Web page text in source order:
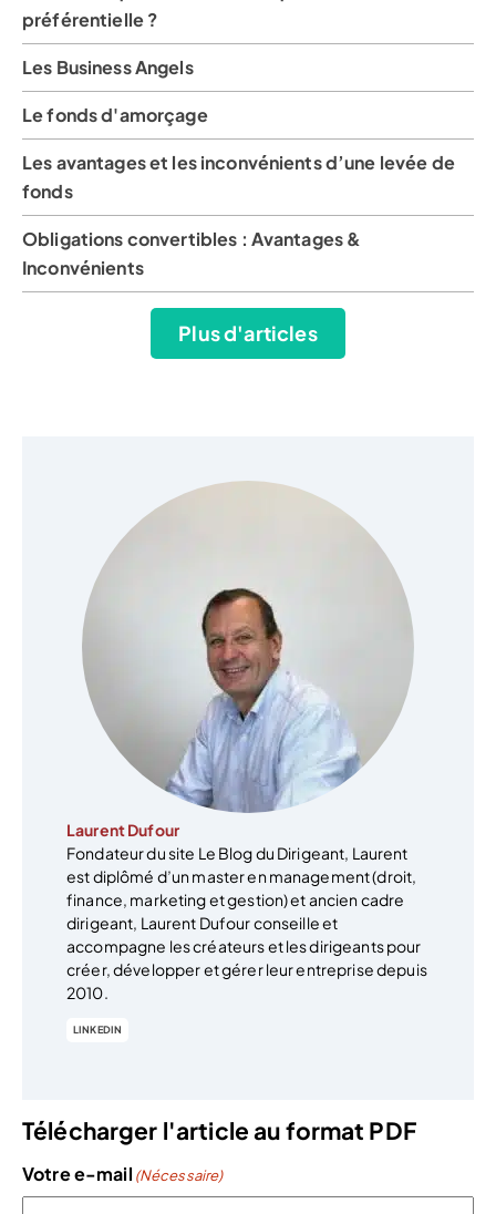
préférentielle ?
Les Business Angels
Le fonds d'amorçage
Les avantages et les inconvénients d’une levée de
fonds
Obligations convertibles : Avantages &
Inconvénients
Plus d'articles
Laurent Dufour
Fondateur du site Le Blog du Dirigeant, Laurent
est diplômé d’un master en management (droit,
finance, marketing et gestion) et ancien cadre
dirigeant, Laurent Dufour conseille et
accompagne les créateurs et les dirigeants pour
créer, développer et gérer leur entreprise depuis
2010.
LINKEDIN
Télécharger l'article au format PDF
Votre e-mail (Nécessaire)